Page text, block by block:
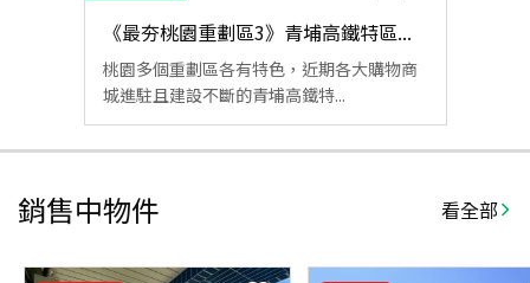
《最夯桃園重劃區3》青埔高鐵特區...
桃園多個重劃區各有特色，近期各大購物商
城進駐且建設不斷的青埔高鐵特...
銷售中物件 看全部